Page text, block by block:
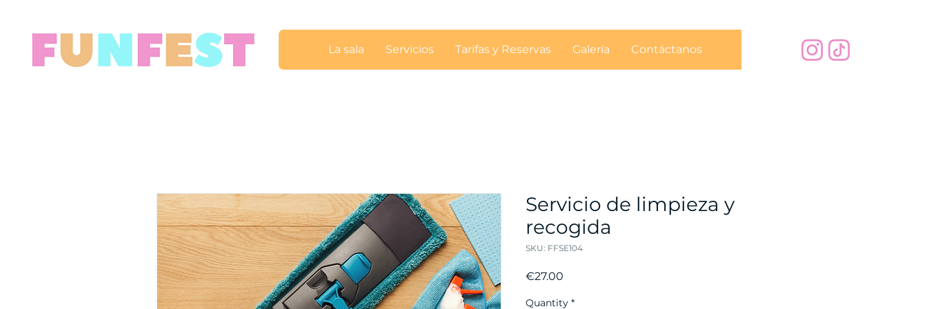
La sala Servicios Tarifas y Reservas Galería Contáctanos
Servicio de limpieza y
recogida
SKU: FFSE104
€27.00
Quantity *